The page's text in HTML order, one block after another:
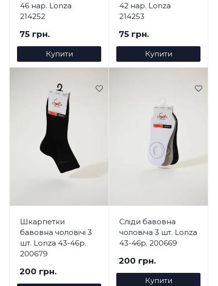
46 нар. Lonza
214252
75 грн.
Купити
42 нар. Lonza
214253
75 грн.
Купити
Шкарпетки
бавовна чоловічі 3
шт. Lonza 43-46р.
200679
200 грн.
Сліди бавовна
чоловіча 3 шт. Lonza
43-46р. 200669
200 грн.
Купити